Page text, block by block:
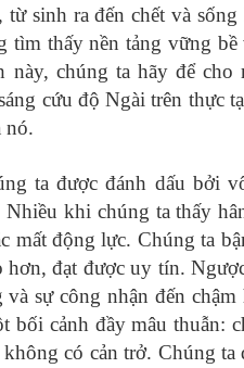
sinh ra đến chết và
tìm thấy nền tảng vững
này, chúng ta hãy để
cứu độ Ngài trên thực
nó.
ta được đánh dấu bởi
Nhiều khi chúng ta thấy
mất động lực. Chúng ta
hơn, đạt được uy tín.
và sự công nhận đến
bối cảnh đầy mâu thuẫn:
có cản trở. Chúng